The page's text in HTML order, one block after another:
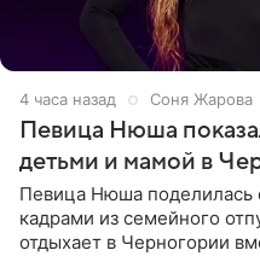
4 часа назад Соня Жарова
Певица Нюша
детьми и мамой в
Певица Нюша поделилась
кадрами из семейного
отдыхает в Черногории